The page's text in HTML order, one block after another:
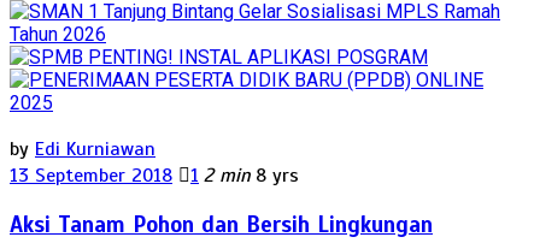
by Edi Kurniawan
13 September 2018
1 2 min 8 yrs
Aksi Tanam Pohon dan Bersih Lingkungan